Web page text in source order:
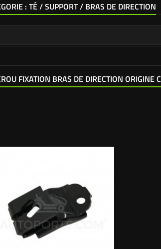
: TÉ / SUPPORT / BRAS DE DIRECTION
FIXATION BRAS DE DIRECTION ORIGINE